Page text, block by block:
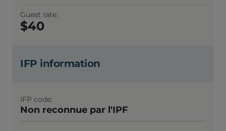
Guest rate
40
IFP information
IFP code
Non reconnue par l'IPF